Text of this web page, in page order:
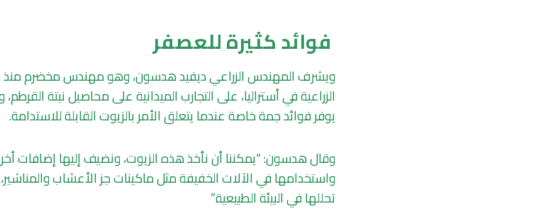
فوائد كثيرة للعصفر
الزراعية في أستراليا، على التجارب الميدانية على محاصيل نبتة
يوفر فوائد جمة خاصة عندما يتعلق الأمر بالزيوت القابلة للاستدامة.
وقال هدسون: “يمكننا أن نأخذ هذه الزيوت، ونضيف إليها إضافات
واستخدامها في الآلات الخفيفة مثل ماكينات جز الأعشاب
تحللها في البيئة الطبيعية.”